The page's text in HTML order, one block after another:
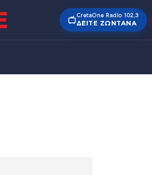
CretaOne Radio 102,3
ΔΕΊΤΕ ΖΩΝΤΑΝΆ